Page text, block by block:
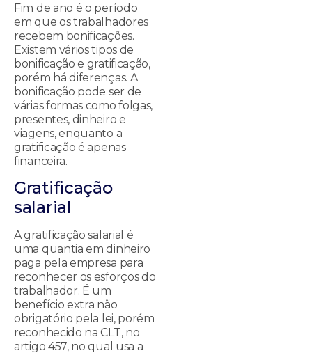
Fim de ano é o período
em que os trabalhadores
recebem bonificações.
Existem vários tipos de
bonificação e gratificação,
porém há diferenças. A
bonificação pode ser de
várias formas como folgas,
presentes, dinheiro e
viagens, enquanto a
gratificação é apenas
financeira.
Gratificação
salarial
A gratificação salarial é
uma quantia em dinheiro
paga pela empresa para
reconhecer os esforços do
trabalhador. É um
benefício extra não
obrigatório pela lei, porém
reconhecido na CLT, no
artigo 457, no qual usa a